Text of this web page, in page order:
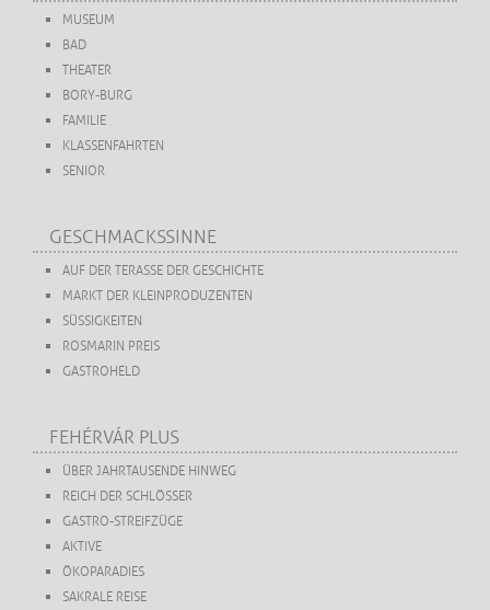
MUSEUM
BAD
THEATER
BORY-BURG
FAMILIE
KLASSENFAHRTEN
SENIOR
GESCHMACKSSINNE
AUF DER TERASSE DER GESCHICHTE
MARKT DER KLEINPRODUZENTEN
SÜSSIGKEITEN
ROSMARIN PREIS
GASTROHELD
FEHÉRVÁR PLUS
ÜBER JAHRTAUSENDE HINWEG
REICH DER SCHLÖSSER
GASTRO-STREIFZÜGE
AKTIVE
ÖKOPARADIES
SAKRALE REISE